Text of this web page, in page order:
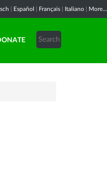
Español Français Italiano More...